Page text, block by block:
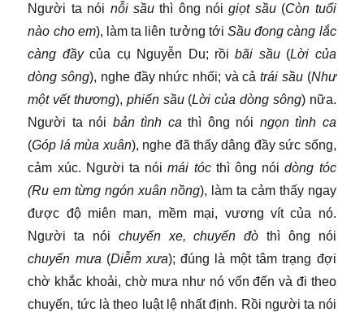
Người ta nói nỗi sầuthì ông nóigiọt sầu(Còn tuổi
nào cho em), làm ta liên tưởng tới Sầu đong càng lắc
càng đầycủa cụ Nguyễn Du; rồibãi sầu (Lời của
dòng sông), nghe đầy nhức nhối; và cảtrái sầu(Như
một vết thương), phiến sầu(Lời của dòng sông) nữa.
Người ta nói bản tình ca thì ông nói ngọn tình ca
(Góp lá mùa xuân), nghe đã thấy dâng đầy sức sống,
cảm xúc. Người ta nóimái tócthì ông nóidòng tóc
(Ru em từng ngón xuân nồng), làm ta cảm thấy ngay
được độ miên man, mềm mại, vương vít của nó.
Người ta nói chuyến xe, chuyến đò thì ông nói
chuyến mưa (Diễm xưa); đúng là một tâm trạng đợi
chờ khắc khoải, chờ mưa như nó vốn đến và đi theo
chuyến, tức là theo luật lệ nhất định. Rồi người ta nói